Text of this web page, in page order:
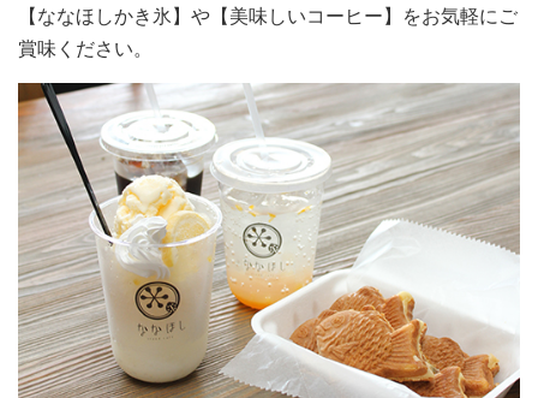
【ななほしかき氷】や【美味しいコーヒー】をお気軽にご
賞味ください。